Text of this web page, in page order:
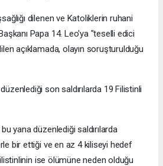
dilenen ve Katoliklerin ruhani
Papa 14. Leo'ya "teselli edici
açıklamada, olayın soruşturulduğu
son saldırılarda 19 Filistinli
yana düzenlediği saldırılarda
bir ettiği ve en az 4 kiliseyi hedef
ise ölümüne neden olduğu